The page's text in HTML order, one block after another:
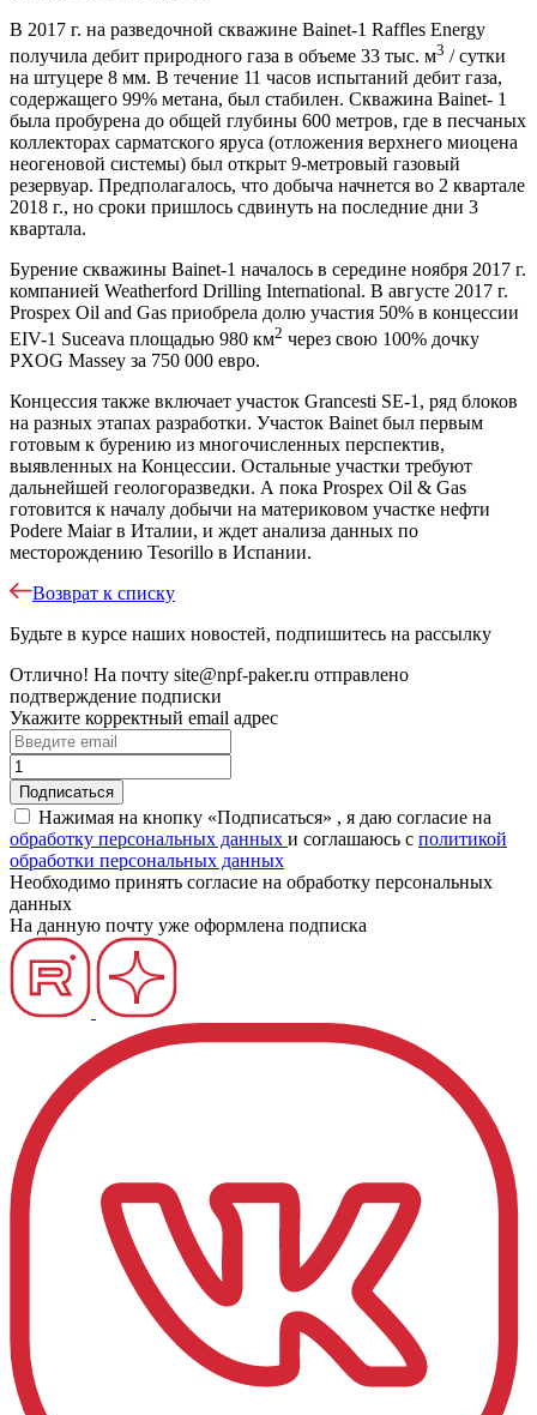
В 2017 г. на разведочной скважине Bainet-1 Raffles Energy
получила дебит природного газа в объеме 33 тыс. м3 / сутки
на штуцере 8 мм. В течение 11 часов испытаний дебит газа,
содержащего 99% метана, был стабилен. Скважина Bainet- 1
была пробурена до общей глубины 600 метров, где в песчаных
коллекторах сарматского яруса (отложения верхнего миоцена
неогеновой системы) был открыт 9-метровый газовый
резервуар. Предполагалось, что добыча начнется во 2 квартале
2018 г., но сроки пришлось сдвинуть на последние дни 3
квартала.
Бурение скважины Bainet-1 началось в середине ноября 2017 г.
компанией Weatherford Drilling International. В августе 2017 г.
Prospex Oil and Gas приобрела долю участия 50% в концессии
EIV-1 Suceava площадью 980 км2 через свою 100% дочку
PXOG Massey за 750 000 евро.
Концессия также включает участок Grancesti SE-1, ряд блоков
на разных этапах разработки. Участок Bainet был первым
готовым к бурению из многочисленных перспектив,
выявленных на Концессии. Остальные участки требуют
дальнейшей геологоразведки. А пока Prospex Oil & Gas
готовится к началу добычи на материковом участке нефти
Podere Maiar в Италии, и ждет анализа данных по
месторождению Tesorillo в Испании.
Возврат к списку
Будьте в курсе наших новостей, подпишитесь на рассылку
Отлично! На почту site@npf-paker.ru отправлено
подтверждение подписки
Укажите корректный email адрес
Нажимая на кнопку «Подписаться» , я даю согласие на
обработку персональных данных и соглашаюсь c политикой
обработки персональных данных
Необходимо принять согласие на обработку персональных
данных
На данную почту уже оформлена подписка